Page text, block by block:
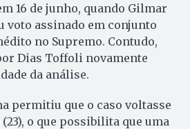
16 de junho, quando Gilmar
voto assinado em conjunto
no Supremo. Contudo,
Dias Toffoli novamente
da análise.
permitiu que o caso voltasse
o que possibilita que uma